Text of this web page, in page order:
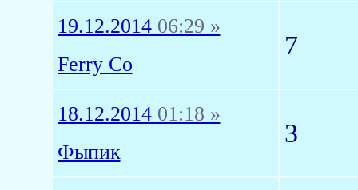
19.12.2014 06:29 »
Ferry Co
7
18.12.2014 01:18 »
Фыпик
3